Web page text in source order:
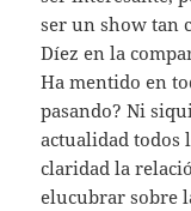
ser un show tan
Díez en la
Ha mentido en
pasando? Ni
actualidad todos
claridad la
elucubrar sobre